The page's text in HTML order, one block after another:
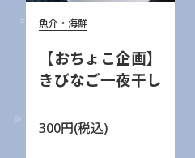
魚介・海鮮
【おちょこ企画】
きびなご一夜干し
300円(税込)